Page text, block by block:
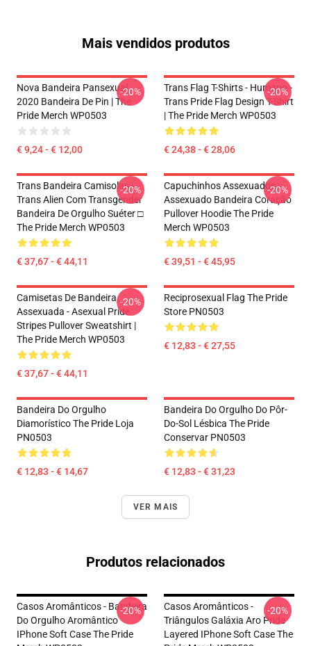
Mais vendidos produtos
Nova Bandeira Pansexual
2020 Bandeira De Pin | The
Pride Merch WP0503
€ 9,24 - € 12,00
-20%
Trans Flag T-Shirts - Humano -
Trans Pride Flag Design T-Shirt
| The Pride Merch WP0503
€ 24,38 - € 28,06
-20%
Trans Bandeira Camisolas -
Trans Alien Com Transgender
Bandeira De Orgulho Suéter □
The Pride Merch WP0503
€ 37,67 - € 44,11
-20%
Capuchinhos Assexuados -
Assexuado Bandeira Coração
Pullover Hoodie The Pride
Merch WP0503
€ 39,51 - € 45,95
-20%
Camisetas De Bandeira
Assexuada - Asexual Pride
Stripes Pullover Sweatshirt |
The Pride Merch WP0503
€ 37,67 - € 44,11
-20%
Reciprosexual Flag The Pride
Store PN0503
€ 12,83 - € 27,55
Bandeira Do Orgulho
Diamorístico The Pride Loja
PN0503
€ 12,83 - € 14,67
Bandeira Do Orgulho Do Pôr-
Do-Sol Lésbica The Pride
Conservar PN0503
€ 12,83 - € 31,23
VER MAIS
Produtos relacionados
Casos Aromânticos - Bandeira
Do Orgulho Aromântico
IPhone Soft Case The Pride
-20%
Casos Aromânticos -
Triângulos Galáxia Aro Pride
Layered IPhone Soft Case The
-20%